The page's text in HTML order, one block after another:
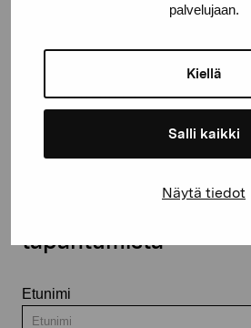
palvelujaan.
Kiellä
Salli kaikki
Näytä tiedot
Ota yhteyttä
tapahtumista
Etunimi